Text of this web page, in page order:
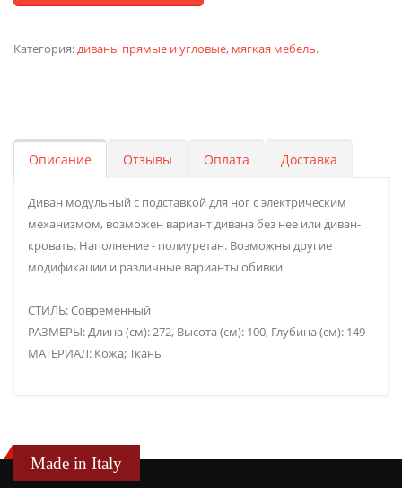
Категория:диваны прямые и угловые, мягкая мебель.
Описание Отзывы Оплата Доставка
Диван модульный с подставкой для ног с электрическим
механизмом, возможен вариант дивана без нее или диван-
кровать. Наполнение - полиуретан. Возможны другие
модификации и различные варианты обивки
СТИЛЬ: Современный
РАЗМЕРЫ: Длина (см): 272, Высота (см): 100, Глубина (см): 149
МАТЕРИАЛ: Кожа; Ткань
Made in Italy